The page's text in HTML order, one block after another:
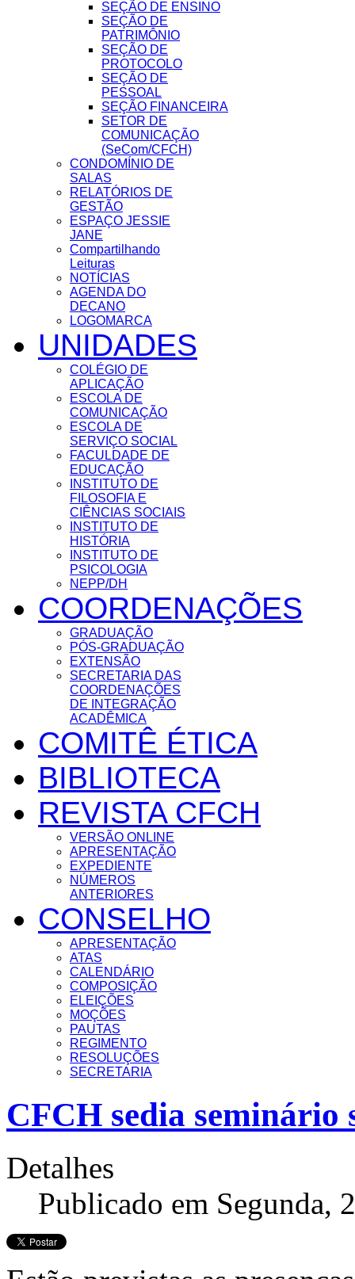
SEÇÃO DE ENSINO
SEÇÃO DE
PATRIMÔNIO
SEÇÃO DE
PROTOCOLO
SEÇÃO DE
PESSOAL
SEÇÃO FINANCEIRA
SETOR DE
COMUNICAÇÃO
(SeCom/CFCH)
CONDOMÍNIO DE
SALAS
RELATÓRIOS DE
GESTÃO
ESPAÇO JESSIE
JANE
Compartilhando
Leituras
NOTÍCIAS
AGENDA DO
DECANO
LOGOMARCA
UNIDADES
COLÉGIO DE
APLICAÇÃO
ESCOLA DE
COMUNICAÇÃO
ESCOLA DE
SERVIÇO SOCIAL
FACULDADE DE
EDUCAÇÃO
INSTITUTO DE
FILOSOFIA E
CIÊNCIAS SOCIAIS
INSTITUTO DE
HISTÓRIA
INSTITUTO DE
PSICOLOGIA
NEPP/DH
COORDENAÇÕES
GRADUAÇÃO
PÓS-GRADUAÇÃO
EXTENSÃO
SECRETARIA DAS
COORDENAÇÕES
DE INTEGRAÇÃO
ACADÊMICA
COMITÊ ÉTICA
BIBLIOTECA
REVISTA CFCH
VERSÃO ONLINE
APRESENTAÇÃO
EXPEDIENTE
NÚMEROS
ANTERIORES
CONSELHO
APRESENTAÇÃO
ATAS
CALENDÁRIO
COMPOSIÇÃO
ELEIÇÕES
MOÇÕES
PAUTAS
REGIMENTO
RESOLUÇÕES
SECRETARIA
CFCH sedia seminário
Detalhes
Publicado em Segunda,